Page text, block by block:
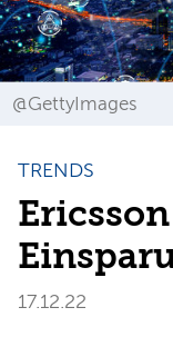
@GettyImages
TRENDS
17.12.22
Anmelden